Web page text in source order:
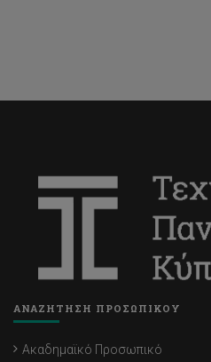
ΑΝΑΖΗΤΗΣΗ ΠΡΟΣΩΠΙΚΟΥ
Ακαδημαϊκό Προσωπικό